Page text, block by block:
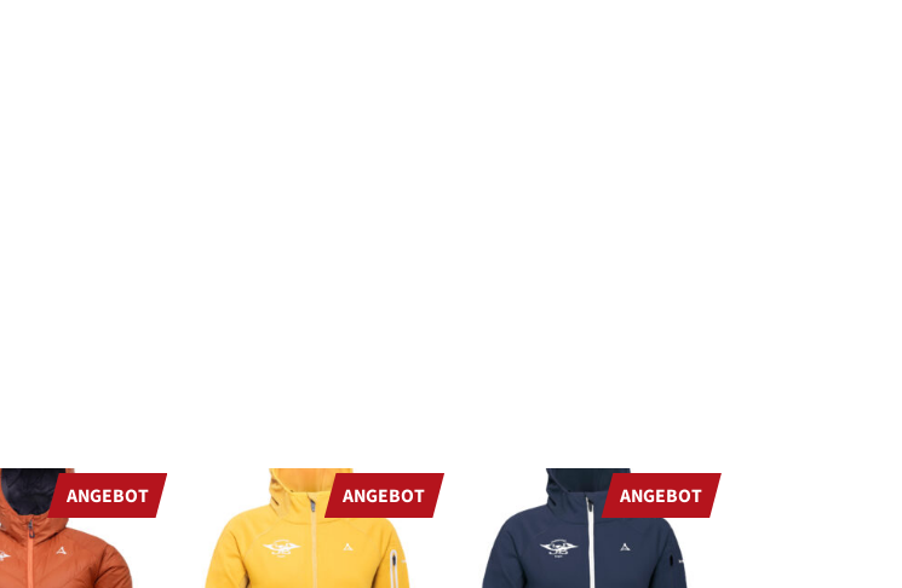
ANGEBOTPRODUKT
IM
ANGEBOT
ANGEBOTPRODUKT
IM
ANGEBOT
ANGEBOTPRODUKT
IM